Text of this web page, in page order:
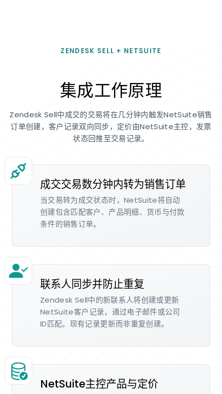
ZENDESK SELL + NETSUITE
集成工作原理
Zendesk Sell中成交的交易将在几分钟内触发NetSuite销售
订单创建，客户记录双向同步，定价由NetSuite主控，发票
状态回推至交易记录。
成交交易数分钟内转为销售订单
当交易转为成交状态时，NetSuite将自动
创建包含匹配客户、产品明细、货币与付款
条件的销售订单。
联系人同步并防止重复
Zendesk Sell中的新联系人将创建或更新
NetSuite客户记录，通过电子邮件或公司
ID匹配。现有记录更新而非重复创建。
NetSuite主控产品与定价